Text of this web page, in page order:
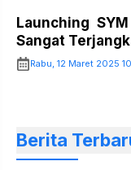
Launching
Sangat
Rabu, 12 Maret 2025
Berita